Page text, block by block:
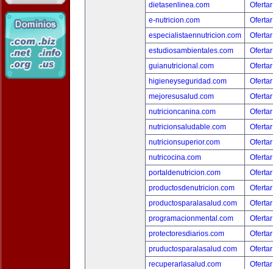
dietasenlinea.com
e-nutricion.com
especialistaennutricion.com
estudiosambientales.com
guianutricional.com
higieneyseguridad.com
mejoresusalud.com
nutricioncanina.com
nutricionsaludable.com
nutricionsuperior.com
nutricocina.com
portaldenutricion.com
productosdenutricion.com
productosparalasalud.com
programacionmental.com
protectoresdiarios.com
pruductosparalasalud.com
recuperarlasalud.com